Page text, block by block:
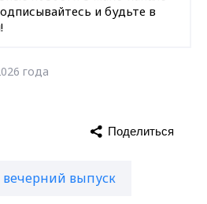
и будьте в
года
вечерний выпуск
Поделиться